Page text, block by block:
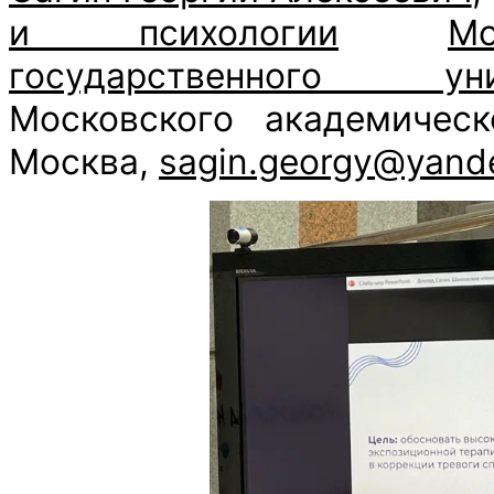
и психологии
государственного
Московского
Москва,